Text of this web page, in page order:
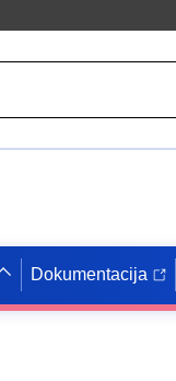
Dokumentacija